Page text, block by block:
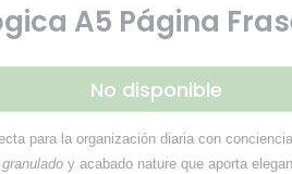
A5 Página
No disponible
para la organización diaria con
y acabado nature que aporta